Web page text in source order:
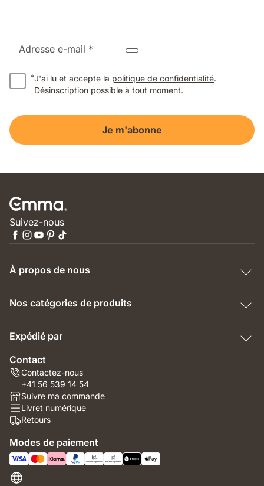
Adresse e-mail *
*J'ai lu et accepte la politique de confidentialité.
Désinscription possible à tout moment.
Je m'abonne
Suivez-nous
À propos de nous
Nos catégories de produits
Expédié par
Contact
Contactez-nous
+41 56 539 14 54
Suivre ma commande
Livret numérique
Retours
Modes de paiement